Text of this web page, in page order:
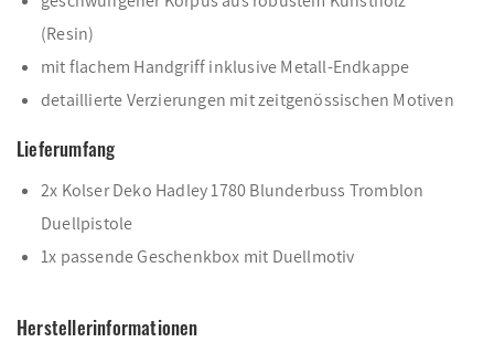
(Resin)
mit flachem Handgriff inklusive Metall-Endkappe
detaillierte Verzierungen mit zeitgenössischen Motiven
Lieferumfang
2x Kolser Deko Hadley 1780 Blunderbuss Tromblon
Duellpistole
1x passende Geschenkbox mit Duellmotiv
Herstellerinformationen